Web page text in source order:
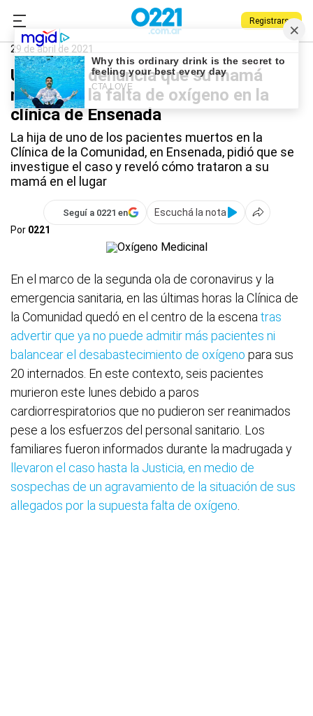
Registrarse
0221.com.ar
Coronavirus
29 de abril de 2021
Una joven denuncia que su mamá
murió por la falta de oxígeno en la
clínica de Ensenada
La hija de uno de los pacientes muertos en la
Clínica de la Comunidad, en Ensenada, pidió que se
investigue el caso y reveló cómo trataron a su
mamá en el lugar
Seguí a 0221 en
Escuchá la nota
Por 0221
En el marco de la segunda ola de coronavirus y la
emergencia sanitaria, en las últimas horas la Clínica de
la Comunidad quedó en el centro de la escena tras
advertir que ya no puede admitir más pacientes ni
balancear el desabastecimiento de oxígeno para sus
20 internados. En este contexto, seis pacientes
murieron este lunes debido a paros
cardiorrespiratorios que no pudieron ser reanimados
pese a los esfuerzos del personal sanitario. Los
familiares fueron informados durante la madrugada y
llevaron el caso hasta la Justicia, en medio de
sospechas de un agravamiento de la situación de sus
allegados por la supuesta falta de oxígeno